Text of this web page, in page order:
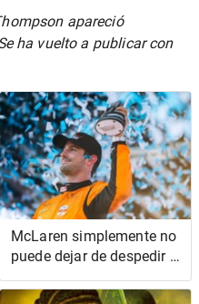
apareció
ha vuelto a publicar con
McLaren simplemente no
puede dejar de despedir a
los conductores de
IndyCar, en realidad le